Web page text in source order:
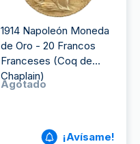
1914 Napoleón Moneda
de Oro - 20 Francos
Franceses (Coq de
Chaplain)
Agotado
¡Avísame!